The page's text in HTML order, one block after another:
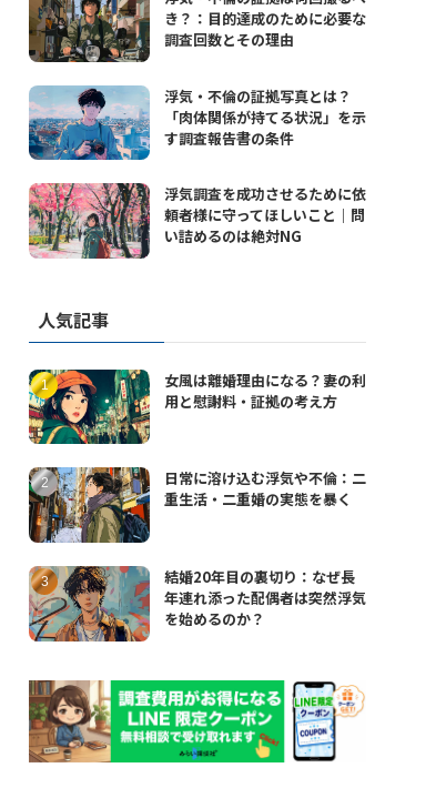
き？：目的達成のために必要な
調査回数とその理由
浮気・不倫の証拠写真とは？
「肉体関係が持てる状況」を示
す調査報告書の条件
浮気調査を成功させるために依
頼者様に守ってほしいこと｜問
い詰めるのは絶対NG
人気記事
女風は離婚理由になる？妻の利
用と慰謝料・証拠の考え方
日常に溶け込む浮気や不倫：二
重生活・二重婚の実態を暴く
結婚20年目の裏切り：なぜ長
年連れ添った配偶者は突然浮気
を始めるのか？